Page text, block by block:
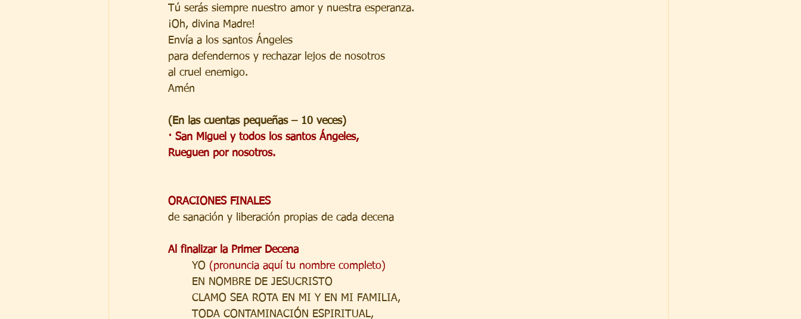
Tú serás siempre nuestro amor y nuestra esperanza.
¡Oh, divina Madre!
Envía a los santos Ángeles
para defendernos y rechazar lejos de nosotros
al cruel enemigo.
Amén
(En las cuentas pequeñas – 10 veces)
· San Miguel y todos los santos Ángeles,
Rueguen por nosotros.
ORACIONES FINALES
de sanación y liberación propias de cada decena
Al finalizar la Primer Decena
YO (pronuncia aquí tu nombre completo)
EN NOMBRE DE JESUCRISTO
CLAMO SEA ROTA EN MI Y EN MI FAMILIA,
TODA CONTAMINACIÓN ESPIRITUAL,